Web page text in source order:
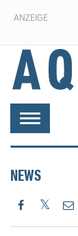
ANZEIGE
Toggle
navigation
NEWS